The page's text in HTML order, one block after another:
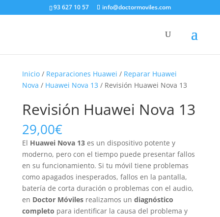
93 627 10 57 info@doctormoviles.com
Inicio/ Reparaciones Huawei / Reparar Huawei
Nova / Huawei Nova 13 / Revisión Huawei Nova 13
Revisión Huawei Nova 13
29,00€
El Huawei Nova 13es un dispositivo potente y
moderno, pero con el tiempo puede presentar fallos
en su funcionamiento. Si tu móvil tiene problemas
como apagados inesperados, fallos en la pantalla,
batería de corta duración o problemas con el audio,
en Doctor Móvilesrealizamos un diagnóstico
completo para identificar la causa del problema y